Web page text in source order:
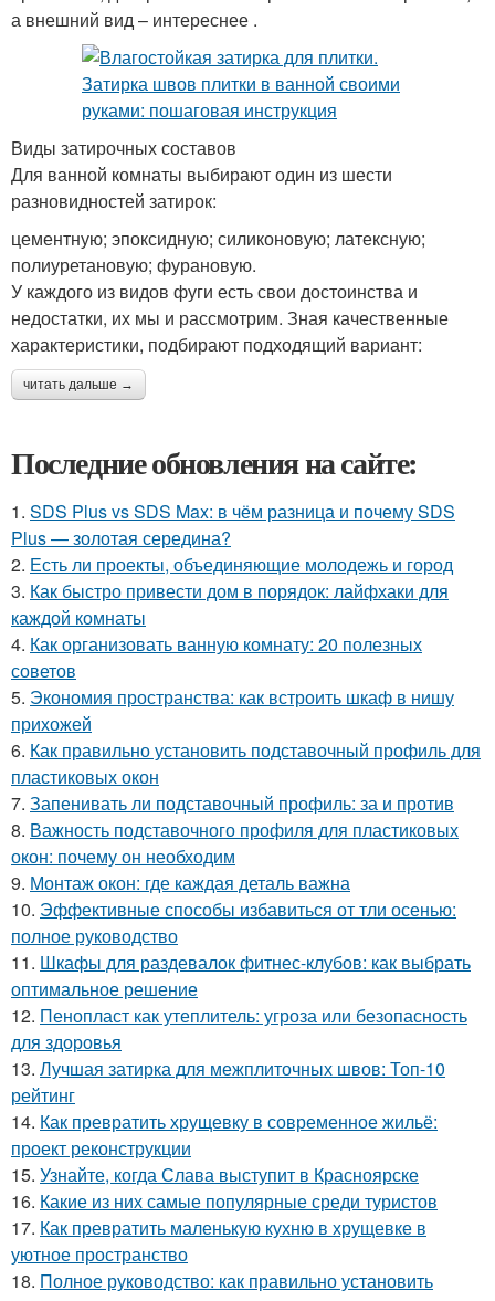
а внешний вид – интереснее .
Виды затирочных составов
Для ванной комнаты выбирают один из шести
разновидностей затирок:
цементную; эпоксидную; силиконовую; латексную;
полиуретановую; фурановую.
У каждого из видов фуги есть свои достоинства и
недостатки, их мы и рассмотрим. Зная качественные
характеристики, подбирают подходящий вариант:
читать дальше →
Последние обновления на сайте:
1. SDS Plus vs SDS Max: в чём разница и почему SDS
Plus — золотая середина?
2. Есть ли проекты, объединяющие молодежь и город
3. Как быстро привести дом в порядок: лайфхаки для
каждой комнаты
4. Как организовать ванную комнату: 20 полезных
советов
5. Экономия пространства: как встроить шкаф в нишу
прихожей
6. Как правильно установить подставочный профиль для
пластиковых окон
7. Запенивать ли подставочный профиль: за и против
8. Важность подставочного профиля для пластиковых
окон: почему он необходим
9. Монтаж окон: где каждая деталь важна
10. Эффективные способы избавиться от тли осенью:
полное руководство
11. Шкафы для раздевалок фитнес-клубов: как выбрать
оптимальное решение
12. Пенопласт как утеплитель: угроза или безопасность
для здоровья
13. Лучшая затирка для межплиточных швов: Топ-10
рейтинг
14. Как превратить хрущевку в современное жильё:
проект реконструкции
15. Узнайте, когда Слава выступит в Красноярске
16. Какие из них самые популярные среди туристов
17. Как превратить маленькую кухню в хрущевке в
уютное пространство
18. Полное руководство: как правильно установить